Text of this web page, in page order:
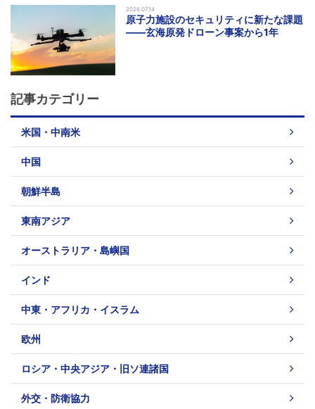
2026.07.14
原子力施設のセキュリティに新たな課題
――玄海原発ドローン事案から1年
記事カテゴリー
米国・中南米
中国
朝鮮半島
東南アジア
オーストラリア・島嶼国
インド
中東・アフリカ・イスラム
欧州
ロシア・中央アジア・旧ソ連諸国
外交・防衛協力